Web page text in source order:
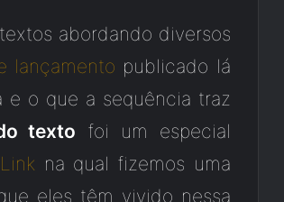
abordando diversos
lançamento publicado lá
e o que a sequência traz
texto foi um especial
na qual fizemos uma
eles têm vivido nessa